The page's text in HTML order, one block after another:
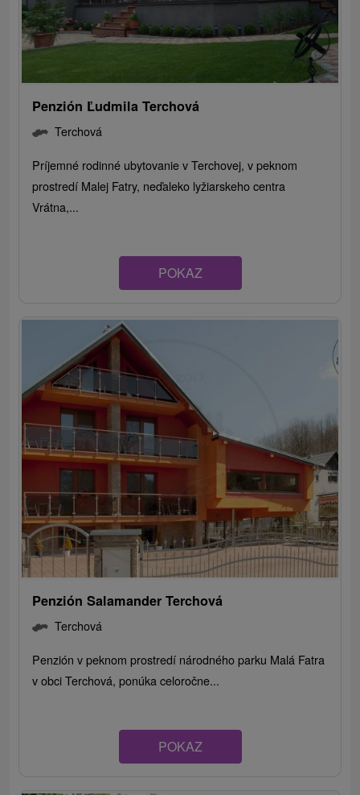
Penzión Ľudmila Terchová
Terchová
Príjemné rodinné ubytovanie v Terchovej, v peknom
prostredí Malej Fatry, neďaleko lyžiarskeho centra
Vrátna,...
POKAZ
Penzión Salamander Terchová
Terchová
Penzión v peknom prostredí národného parku Malá Fatra
v obci Terchová, ponúka celoročne...
POKAZ